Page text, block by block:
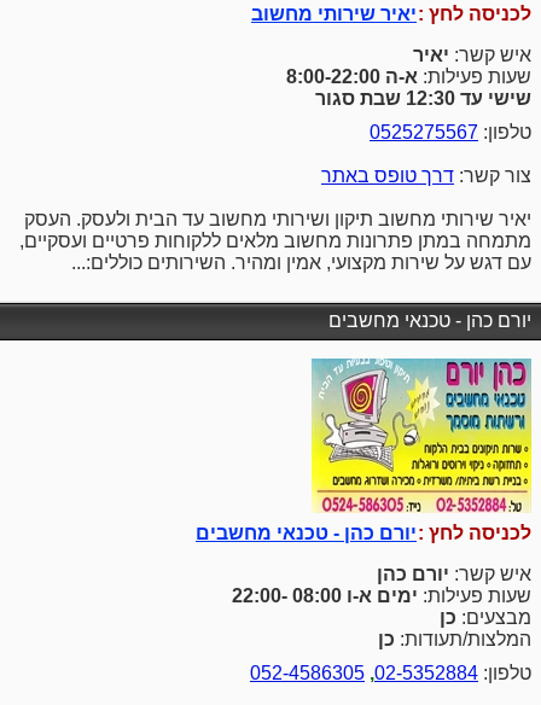
לכניסה לחץ :יאיר שירותי מחשוב
איש קשר: יאיר
שעות פעילות: א-ה 8:00-22:00
שישי עד 12:30 שבת סגור
טלפון: 0525275567
צור קשר: דרך טופס באתר
יאיר שירותי מחשוב תיקון ושירותי מחשוב עד הבית ולעסק. העסק
מתמחה במתן פתרונות מחשוב מלאים ללקוחות פרטיים ועסקיים,
עם דגש על שירות מקצועי, אמין ומהיר. השירותים כוללים:...
יורם כהן - טכנאי מחשבים
לכניסה לחץ :יורם כהן - טכנאי מחשבים
איש קשר: יורם כהן
שעות פעילות: ימים א-ו 08:00 -22:00
מבצעים: כן
המלצות/תעודות: כן
טלפון: 02-5352884
,
052-4586305